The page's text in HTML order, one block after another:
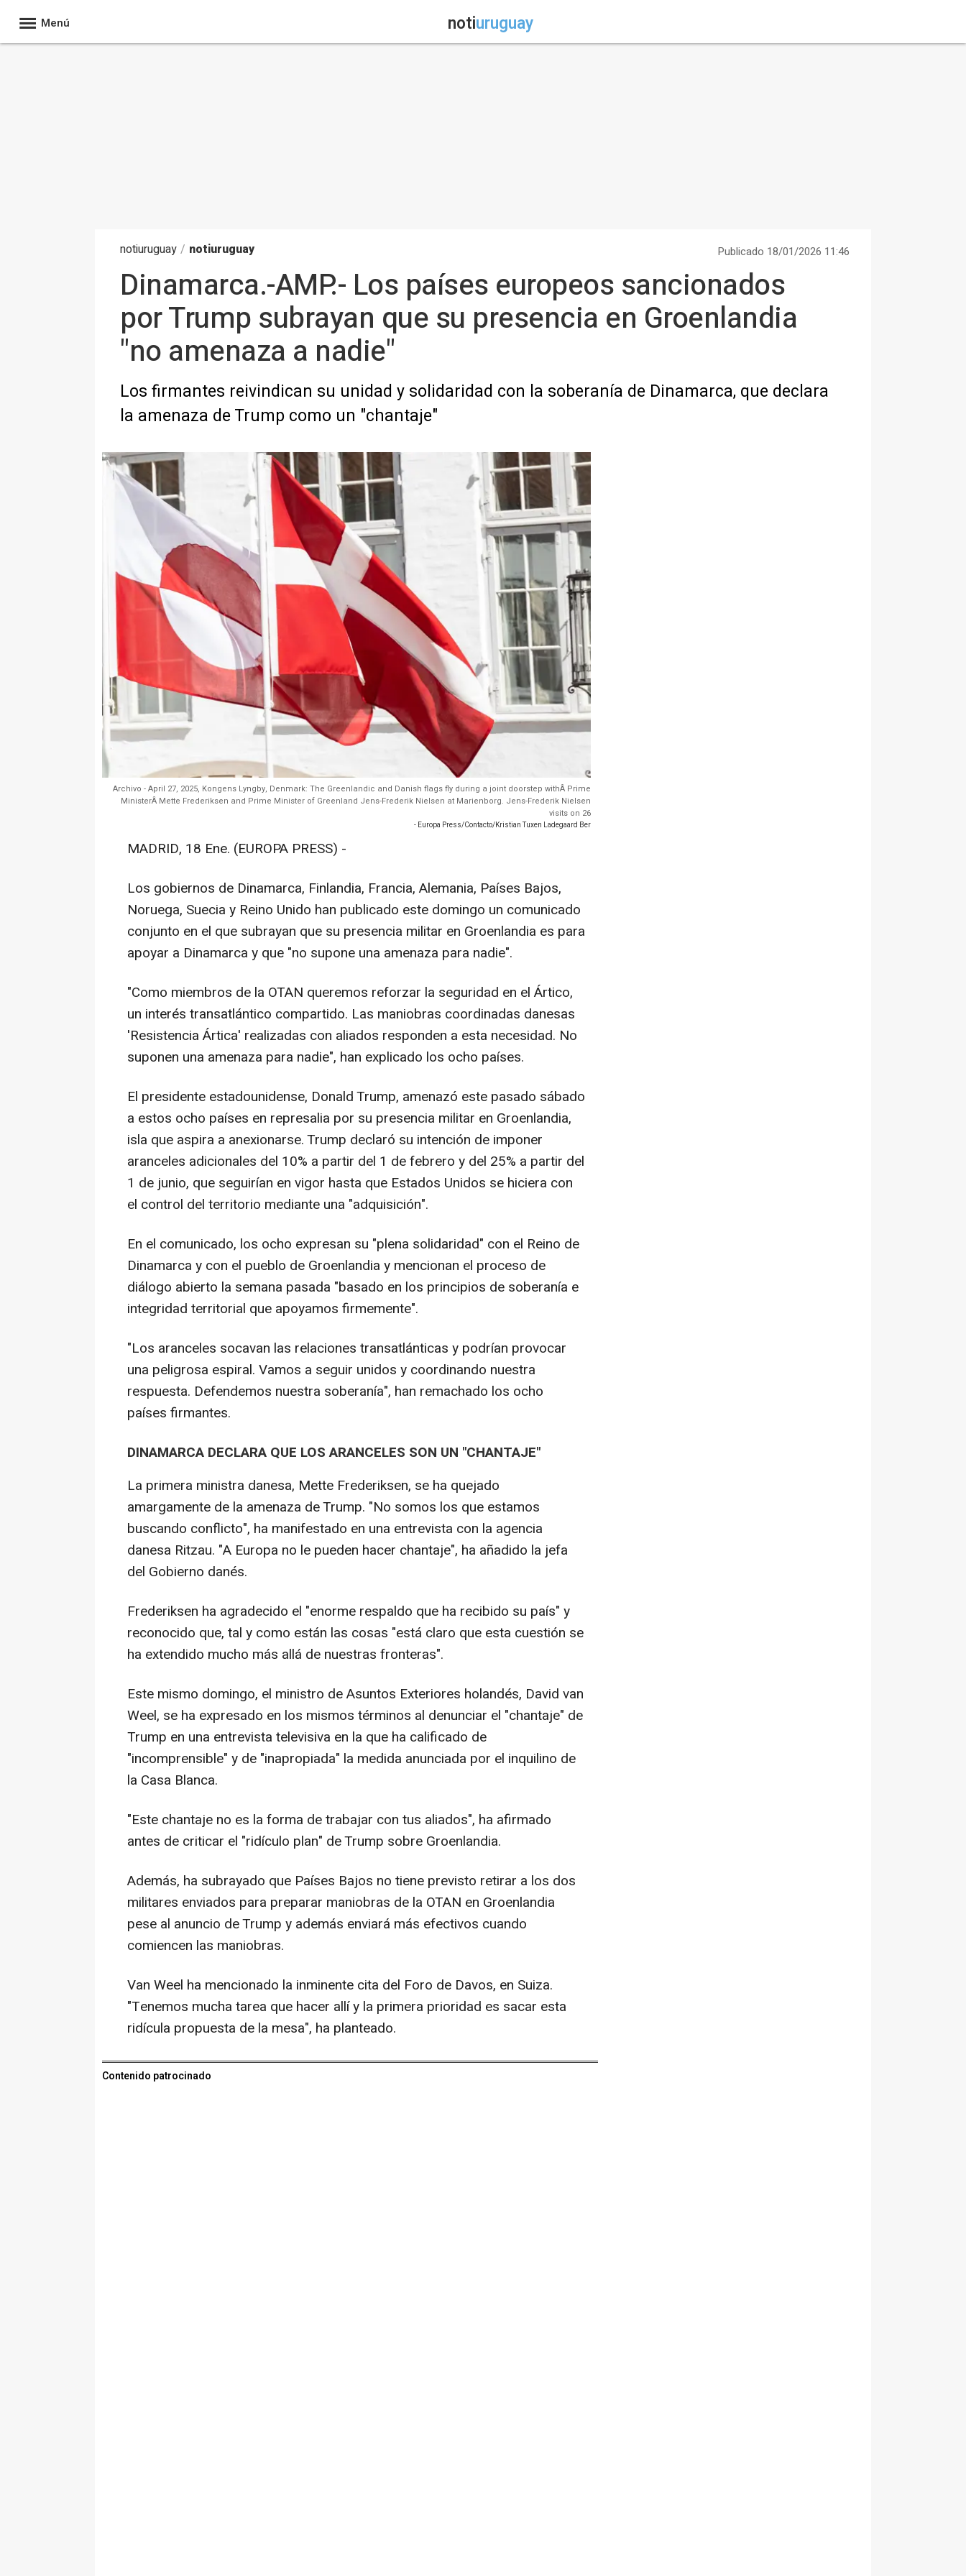
Menú notiuruguay
notiuruguay / notiuruguay Publicado 18/01/2026 11:46
Dinamarca.-AMP.- Los países europeos sancionados
por Trump subrayan que su presencia en Groenlandia
"no amenaza a nadie"
Los firmantes reivindican su unidad y solidaridad con la soberanía de Dinamarca, que declara
la amenaza de Trump como un "chantaje"
Archivo - April 27, 2025, Kongens Lyngby, Denmark: The Greenlandic and Danish flags fly during a joint doorstep withÂ Prime
MinisterÂ Mette Frederiksen and Prime Minister of Greenland Jens-Frederik Nielsen at Marienborg. Jens-Frederik Nielsen
visits on 26
- Europa Press/Contacto/Kristian Tuxen Ladegaard Ber
MADRID, 18 Ene. (EUROPA PRESS) -
Los gobiernos de Dinamarca, Finlandia, Francia, Alemania, Países Bajos,
Noruega, Suecia y Reino Unido han publicado este domingo un comunicado
conjunto en el que subrayan que su presencia militar en Groenlandia es para
apoyar a Dinamarca y que "no supone una amenaza para nadie".
"Como miembros de la OTAN queremos reforzar la seguridad en el Ártico,
un interés transatlántico compartido. Las maniobras coordinadas danesas
'Resistencia Ártica' realizadas con aliados responden a esta necesidad. No
suponen una amenaza para nadie", han explicado los ocho países.
El presidente estadounidense, Donald Trump, amenazó este pasado sábado
a estos ocho países en represalia por su presencia militar en Groenlandia,
isla que aspira a anexionarse. Trump declaró su intención de imponer
aranceles adicionales del 10% a partir del 1 de febrero y del 25% a partir del
1 de junio, que seguirían en vigor hasta que Estados Unidos se hiciera con
el control del territorio mediante una "adquisición".
En el comunicado, los ocho expresan su "plena solidaridad" con el Reino de
Dinamarca y con el pueblo de Groenlandia y mencionan el proceso de
diálogo abierto la semana pasada "basado en los principios de soberanía e
integridad territorial que apoyamos firmemente".
"Los aranceles socavan las relaciones transatlánticas y podrían provocar
una peligrosa espiral. Vamos a seguir unidos y coordinando nuestra
respuesta. Defendemos nuestra soberanía", han remachado los ocho
países firmantes.
DINAMARCA DECLARA QUE LOS ARANCELES SON UN "CHANTAJE"
La primera ministra danesa, Mette Frederiksen, se ha quejado
amargamente de la amenaza de Trump. "No somos los que estamos
buscando conflicto", ha manifestado en una entrevista con la agencia
danesa Ritzau. "A Europa no le pueden hacer chantaje", ha añadido la jefa
del Gobierno danés.
Frederiksen ha agradecido el "enorme respaldo que ha recibido su país" y
reconocido que, tal y como están las cosas "está claro que esta cuestión se
ha extendido mucho más allá de nuestras fronteras".
Este mismo domingo, el ministro de Asuntos Exteriores holandés, David van
Weel, se ha expresado en los mismos términos al denunciar el "chantaje" de
Trump en una entrevista televisiva en la que ha calificado de
"incomprensible" y de "inapropiada" la medida anunciada por el inquilino de
la Casa Blanca.
"Este chantaje no es la forma de trabajar con tus aliados", ha afirmado
antes de criticar el "ridículo plan" de Trump sobre Groenlandia.
Además, ha subrayado que Países Bajos no tiene previsto retirar a los dos
militares enviados para preparar maniobras de la OTAN en Groenlandia
pese al anuncio de Trump y además enviará más efectivos cuando
comiencen las maniobras.
Van Weel ha mencionado la inminente cita del Foro de Davos, en Suiza.
"Tenemos mucha tarea que hacer allí y la primera prioridad es sacar esta
ridícula propuesta de la mesa", ha planteado.
Contenido patrocinado